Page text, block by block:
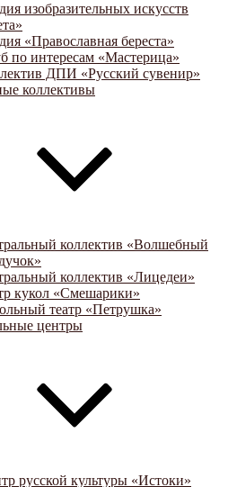
изобразительных искусств
«Православная береста»
по интересам «Мастерица»
ДПИ «Русский сувенир»
коллективы
коллектив «Волшебный
коллектив «Лицедеи»
кукол «Смешарики»
театр «Петрушка»
центры
русской культуры «Истоки»